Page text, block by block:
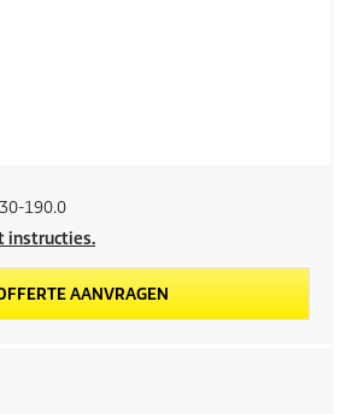
190.0
instructies.
AANVRAGEN